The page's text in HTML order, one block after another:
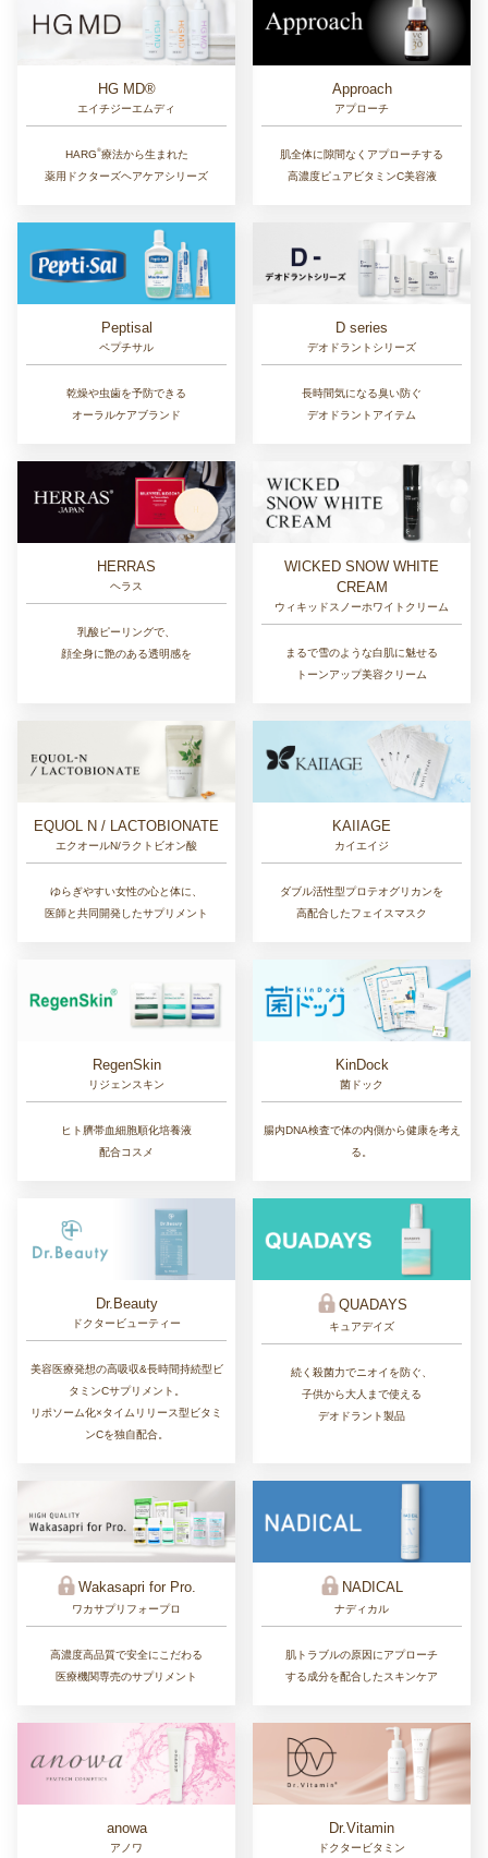
HG MD®
エイチジーエムディ
HARG®︎療法から生まれた
薬用ドクターズヘアケアシリーズ
Approach
アプローチ
肌全体に隙間なくアプローチする
高濃度ピュアビタミンC美容液
Peptisal
ペプチサル
乾燥や虫歯を予防できる
オーラルケアブランド
D series
デオドラントシリーズ
長時間気になる臭い防ぐ
デオドラントアイテム
HERRAS
ヘラス
乳酸ピーリングで、
顔全身に艶のある透明感を
WICKED SNOW WHITE
CREAM
ウィキッドスノーホワイトクリーム
まるで雪のような白肌に魅せる
トーンアップ美容クリーム
EQUOL N / LACTOBIONATE
エクオールN/ラクトビオン酸
ゆらぎやすい女性の心と体に、
医師と共同開発したサプリメント
KAIIAGE
カイエイジ
ダブル活性型プロテオグリカンを
高配合したフェイスマスク
RegenSkin
リジェンスキン
ヒト臍帯血細胞順化培養液
配合コスメ
KinDock
菌ドック
腸内DNA検査で体の内側から健康を考え
る。
Dr.Beauty
ドクタービューティー
美容医療発想の高吸収&長時間持続型ビ
タミンCサプリメント。
リポソーム化×タイムリリース型ビタミ
ンCを独自配合。
QUADAYS
キュアデイズ
続く殺菌力でニオイを防ぐ、
子供から大人まで使える
デオドラント製品
Wakasapri for Pro.
ワカサプリフォープロ
高濃度高品質で安全にこだわる
医療機関専売のサプリメント
NADICAL
ナディカル
肌トラブルの原因にアプローチ
する成分を配合したスキンケア
anowa
アノワ
Dr.Vitamin
ドクタービタミン